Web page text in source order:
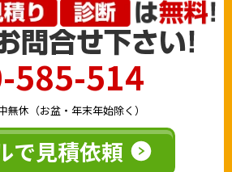
585-514
無休（お盆・年末年始除く）
で見積依頼